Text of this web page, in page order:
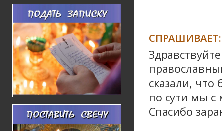
СПРАШИВАЕТ:
сказали, что
по сути мы с
Спасибо